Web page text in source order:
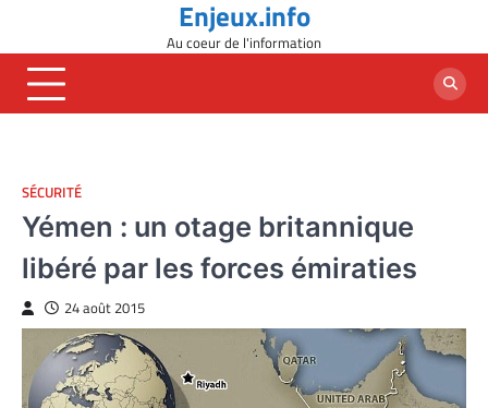
content
Enjeux.info
Au coeur de l'information
SÉCURITÉ
Yémen : un otage britannique
libéré par les forces émiraties
24 août 2015